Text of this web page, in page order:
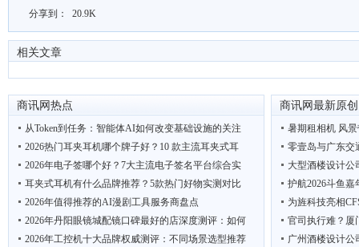
分享到： 20.9K
相关文章
商讯网热点
从Token到任务：智能体AI如何改变基础设施的关注
2026热门耳夹耳机哪个牌子好？10 款主流耳夹式耳
2026年电子签哪个好？7大主流电子签名平台综合实
耳夹式耳机有什么品牌推荐？5款热门好物实测对比
2026年值得推荐的AI漫剧工具服务商盘点
2026年丹阳眼镜城配镜口碑最好的店深度测评：如何
2026年工控机十大品牌权威测评：不同场景选型推荐
商讯网最新原创
暑期租相机 风
零壹岛与广东交
大型酒楼设计公
护航2026斗鱼
为旌科技亮相
官司执行难？厦
广州酒楼设计公